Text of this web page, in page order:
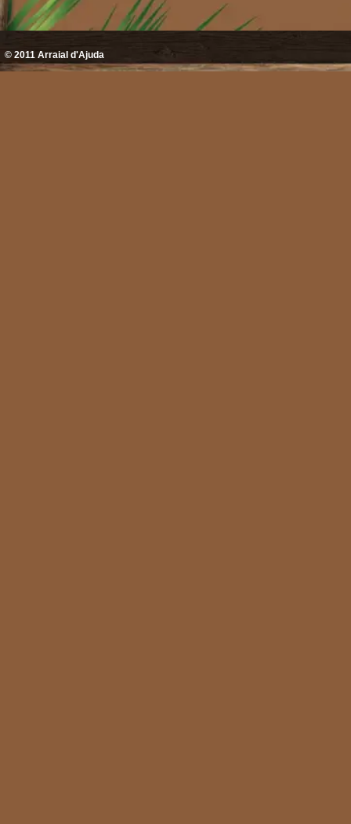
© 2011 Arraial d'Ajuda